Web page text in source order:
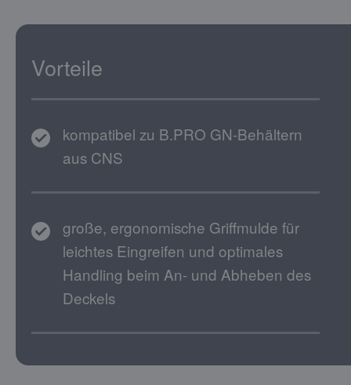
Vorteile
kompatibel zu B.PRO GN-Behältern
aus CNS
große, ergonomische Griffmulde für
leichtes Eingreifen und optimales
Handling beim An- und Abheben des
Deckels